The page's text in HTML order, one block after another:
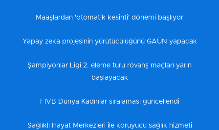
Maaşlardan 'otomatik kesinti' dönemi başlıyor
Yapay zeka projesinin yürütücülüğünü GAÜN yapacak
Şampiyonlar Ligi 2. eleme turu rövanş maçları yarın
başlayacak
FIVB Dünya Kadınlar sıralaması güncellendi
Sağlıklı Hayat Merkezleri ile koruyucu sağlık hizmeti